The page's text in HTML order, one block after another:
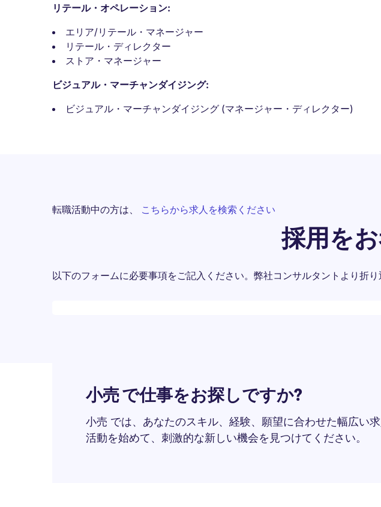
リテール・オペレーション:
エリア/リテール・マネージャー
リテール・ディレクター
ストア・マネージャー
ビジュアル・マーチャンダイジング:
ビジュアル・マーチャンダイジング (マネージャー・ディレクター)
転職活動中の方は、 こちらから求人を検索ください
採用を
以下のフォームに必要事項をご記入ください。弊社コンサルタントより折り
小売 で仕事をお探しですか?
小売 では、あなたのスキル、経験、願望に合わせた幅広い
活動を始めて、刺激的な新しい機会を見つけてください。